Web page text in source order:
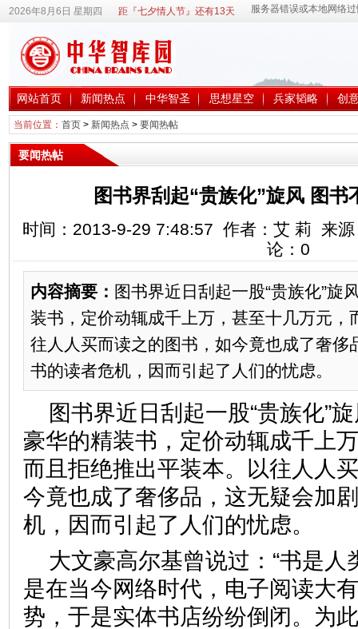
2026年8月6日 星期四 距『七夕情人节』还有13天
网站首页 新闻热点 中华智圣 思想星空 兵家韬略 创
当前位置： 首页> 新闻热点 > 要闻热帖
要闻热帖
图书界刮起“贵族化”旋风 图书
时间：2013-9-29 7:48:57 作者：艾 莉 来
论： 0
内容摘要： 图书界近日刮起一股“贵族化”旋
装书，定价动辄成千上万，甚至十几万元，
往人人买而读之的图书，如今竟也成了奢侈
书的读者危机，因而引起了人们的忧虑。
图书界近日刮起一股“贵族化”
豪华的精装书，定价动辄成千上
而且拒绝推出平装本。以往人人
今竟也成了奢侈品，这无疑会加
机，因而引起了人们的忧虑。
大文豪高尔基曾说过：“书是人
是在当今网络时代，电子阅读大
势，于是实体书店纷纷倒闭。为